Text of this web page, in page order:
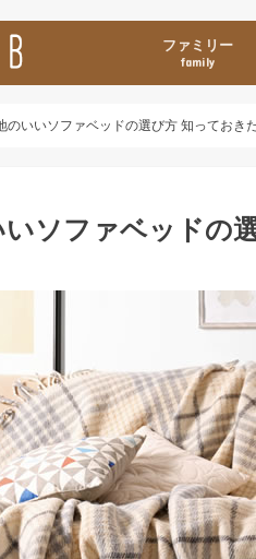
ファミリー
family
のいいソファベッドの選び方 知っておき
ソファベッドの